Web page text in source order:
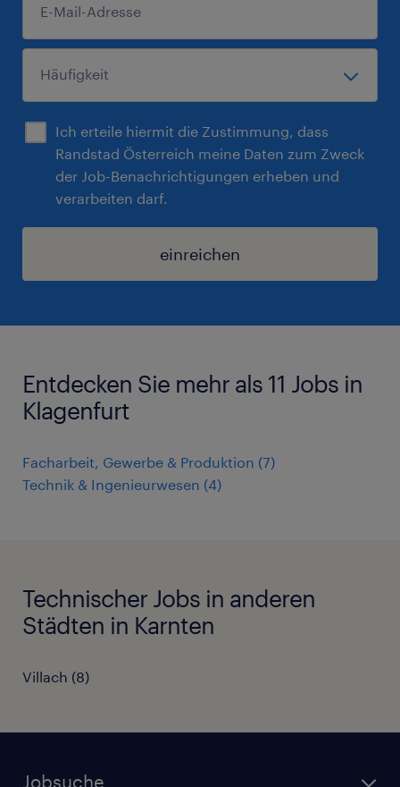
Ich erteile hiermit die Zustimmung, dass
Randstad Österreich meine Daten zum Zweck
der Job-Benachrichtigungen erheben und
verarbeiten darf.
einreichen
Entdecken Sie mehr als 11 Jobs in
Klagenfurt
Facharbeit, Gewerbe & Produktion (7)
Technik & Ingenieurwesen (4)
Technischer Jobs in anderen
Städten in Karnten
Villach (8)
Jobsuche